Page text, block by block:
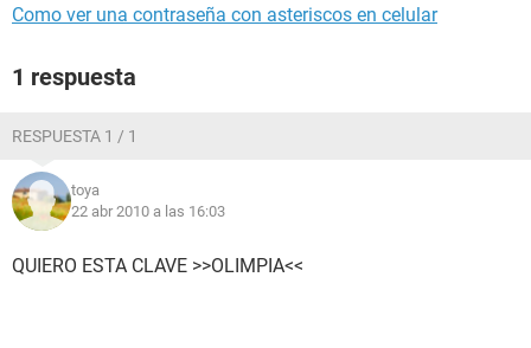
Como ver una contraseña con asteriscos en celular
1 respuesta
RESPUESTA 1 / 1
toya
22 abr 2010 a las 16:03
QUIERO ESTA CLAVE >>OLIMPIA<<